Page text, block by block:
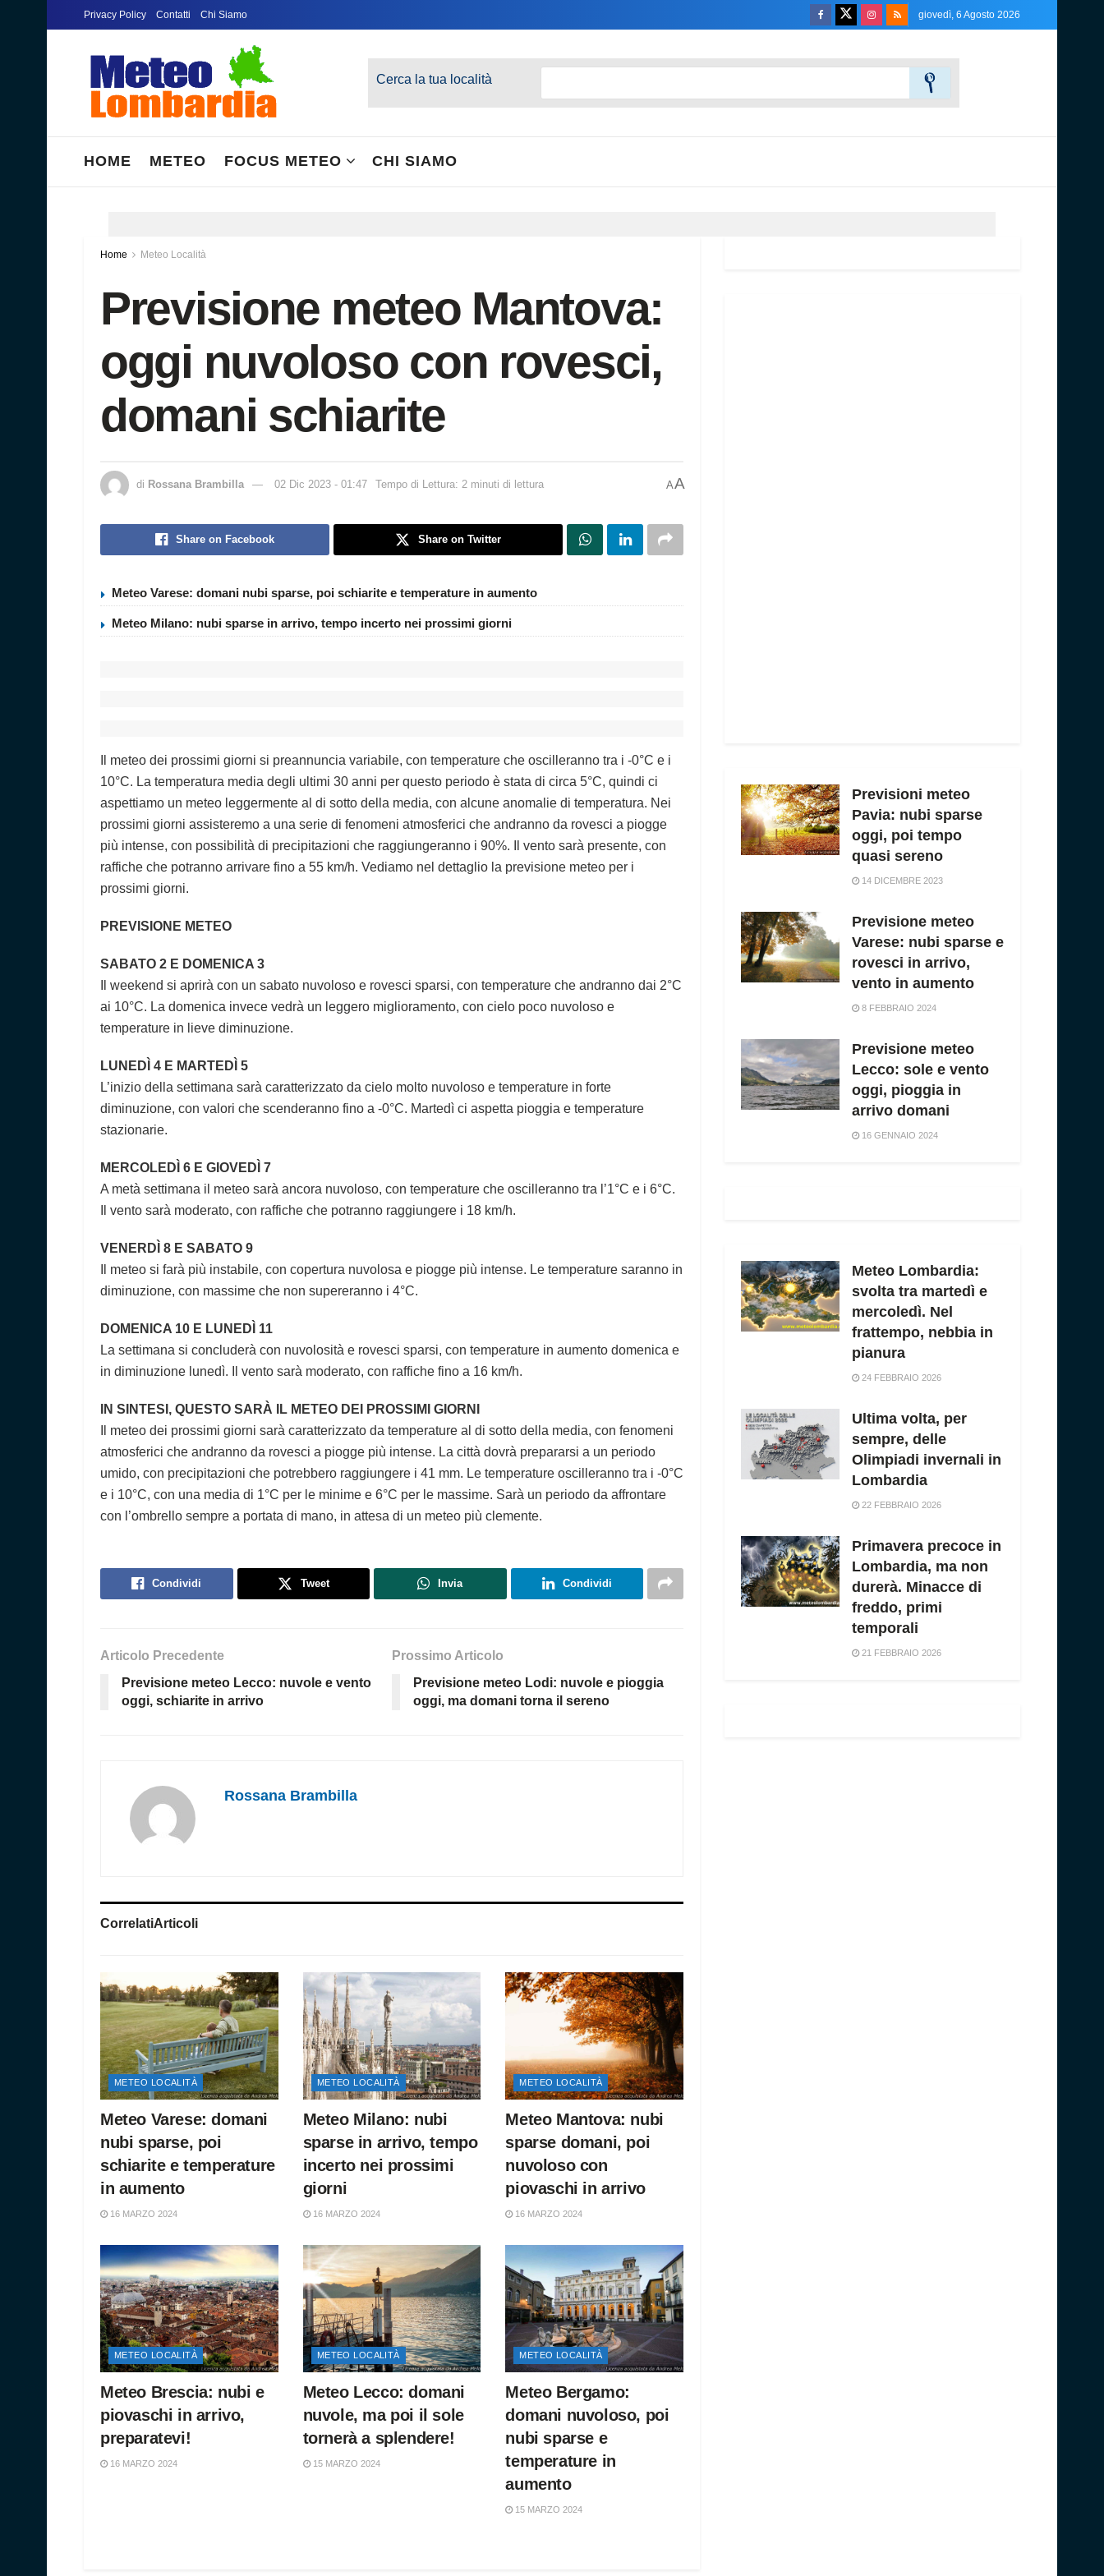
Privacy Policy Contatti Chi Siamo giovedì, 6 Agosto 2026
Cerca la tua località
HOME METEO FOCUS METEO CHI SIAMO
Home Meteo Località
Previsione meteo Mantova:
oggi nuvoloso con rovesci,
domani schiarite
di Rossana Brambilla 02 Dic 2023 - 01:47 Tempo di Lettura: 2 minuti di lettura AA
Share on Facebook Share on Twitter
Meteo Varese: domani nubi sparse, poi schiarite e temperature in aumento
Meteo Milano: nubi sparse in arrivo, tempo incerto nei prossimi giorni
Il meteo dei prossimi giorni si preannuncia variabile, con temperature che oscilleranno tra i -0°C e i
10°C. La temperatura media degli ultimi 30 anni per questo periodo è stata di circa 5°C, quindi ci
aspettiamo un meteo leggermente al di sotto della media, con alcune anomalie di temperatura. Nei
prossimi giorni assisteremo a una serie di fenomeni atmosferici che andranno da rovesci a piogge
più intense, con possibilità di precipitazioni che raggiungeranno i 90%. Il vento sarà presente, con
raffiche che potranno arrivare fino a 55 km/h. Vediamo nel dettaglio la previsione meteo per i
prossimi giorni.
PREVISIONE METEO
SABATO 2 E DOMENICA 3
Il weekend si aprirà con un sabato nuvoloso e rovesci sparsi, con temperature che andranno dai 2°C
ai 10°C. La domenica invece vedrà un leggero miglioramento, con cielo poco nuvoloso e
temperature in lieve diminuzione.
LUNEDÌ 4 E MARTEDÌ 5
L’inizio della settimana sarà caratterizzato da cielo molto nuvoloso e temperature in forte
diminuzione, con valori che scenderanno fino a -0°C. Martedì ci aspetta pioggia e temperature
stazionarie.
MERCOLEDÌ 6 E GIOVEDÌ 7
A metà settimana il meteo sarà ancora nuvoloso, con temperature che oscilleranno tra l’1°C e i 6°C.
Il vento sarà moderato, con raffiche che potranno raggiungere i 18 km/h.
VENERDÌ 8 E SABATO 9
Il meteo si farà più instabile, con copertura nuvolosa e piogge più intense. Le temperature saranno in
diminuzione, con massime che non supereranno i 4°C.
DOMENICA 10 E LUNEDÌ 11
La settimana si concluderà con nuvolosità e rovesci sparsi, con temperature in aumento domenica e
in diminuzione lunedì. Il vento sarà moderato, con raffiche fino a 16 km/h.
IN SINTESI, QUESTO SARÀ IL METEO DEI PROSSIMI GIORNI
Il meteo dei prossimi giorni sarà caratterizzato da temperature al di sotto della media, con fenomeni
atmosferici che andranno da rovesci a piogge più intense. La città dovrà prepararsi a un periodo
umido, con precipitazioni che potrebbero raggiungere i 41 mm. Le temperature oscilleranno tra i -0°C
e i 10°C, con una media di 1°C per le minime e 6°C per le massime. Sarà un periodo da affrontare
con l’ombrello sempre a portata di mano, in attesa di un meteo più clemente.
Condividi Tweet Invia Condividi
Articolo Precedente
Previsione meteo Lecco: nuvole e vento
oggi, schiarite in arrivo
Prossimo Articolo
Previsione meteo Lodi: nuvole e pioggia
oggi, ma domani torna il sereno
Rossana Brambilla
CorrelatiArticoli
METEO LOCALITÀ
Meteo Varese: domani
nubi sparse, poi
schiarite e temperature
in aumento
16 MARZO 2024
METEO LOCALITÀ
Meteo Milano: nubi
sparse in arrivo, tempo
incerto nei prossimi
giorni
16 MARZO 2024
METEO LOCALITÀ
Meteo Mantova: nubi
sparse domani, poi
nuvoloso con
piovaschi in arrivo
16 MARZO 2024
METEO LOCALITÀ
Meteo Brescia: nubi e
piovaschi in arrivo,
preparatevi!
16 MARZO 2024
METEO LOCALITÀ
Meteo Lecco: domani
nuvole, ma poi il sole
tornerà a splendere!
15 MARZO 2024
METEO LOCALITÀ
Meteo Bergamo:
domani nuvoloso, poi
nubi sparse e
temperature in
aumento
15 MARZO 2024
Previsioni meteo
Pavia: nubi sparse
oggi, poi tempo
quasi sereno
14 DICEMBRE 2023
Previsione meteo
Varese: nubi sparse e
rovesci in arrivo,
vento in aumento
8 FEBBRAIO 2024
Previsione meteo
Lecco: sole e vento
oggi, pioggia in
arrivo domani
16 GENNAIO 2024
Meteo Lombardia:
svolta tra martedì e
mercoledì. Nel
frattempo, nebbia in
pianura
24 FEBBRAIO 2026
Ultima volta, per
sempre, delle
Olimpiadi invernali in
Lombardia
22 FEBBRAIO 2026
Primavera precoce in
Lombardia, ma non
durerà. Minacce di
freddo, primi
temporali
21 FEBBRAIO 2026